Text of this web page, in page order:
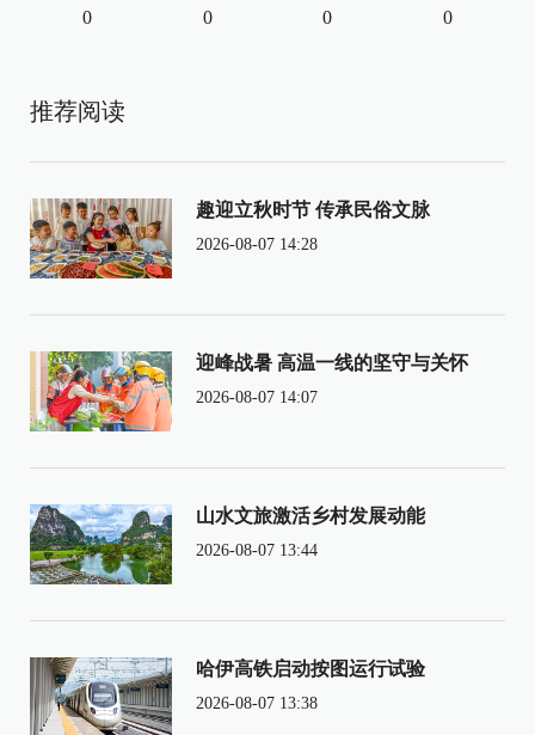
0 0 0 0
推荐阅读
趣迎立秋时节 传承民俗文脉
2026-08-07 14:28
迎峰战暑 高温一线的坚守与关怀
2026-08-07 14:07
山水文旅激活乡村发展动能
2026-08-07 13:44
哈伊高铁启动按图运行试验
2026-08-07 13:38